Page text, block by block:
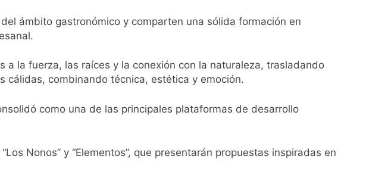
No Mienten»
por la protesta contra la reforma de la Ley de Tierras
foco en los desalojos
el cuidado de la salud respiratoria en el Sanatorio Urquiza
ámbito gastronómico y comparten una sólida formación en
a la fuerza, las raíces y la conexión con la naturaleza, trasladando
cálidas, combinando técnica, estética y emoción.
como una de las principales plataformas de desarrollo
Nonos” y “Elementos”, que presentarán propuestas inspiradas en